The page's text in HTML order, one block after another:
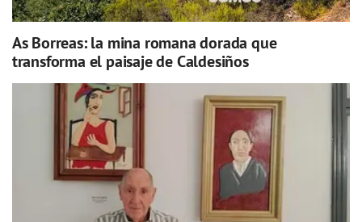
As Borreas: la mina romana dorada que
transforma el paisaje de Caldesiños